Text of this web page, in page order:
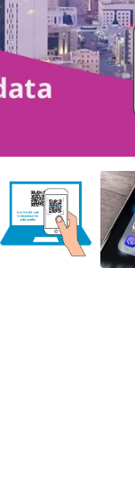
Angled view